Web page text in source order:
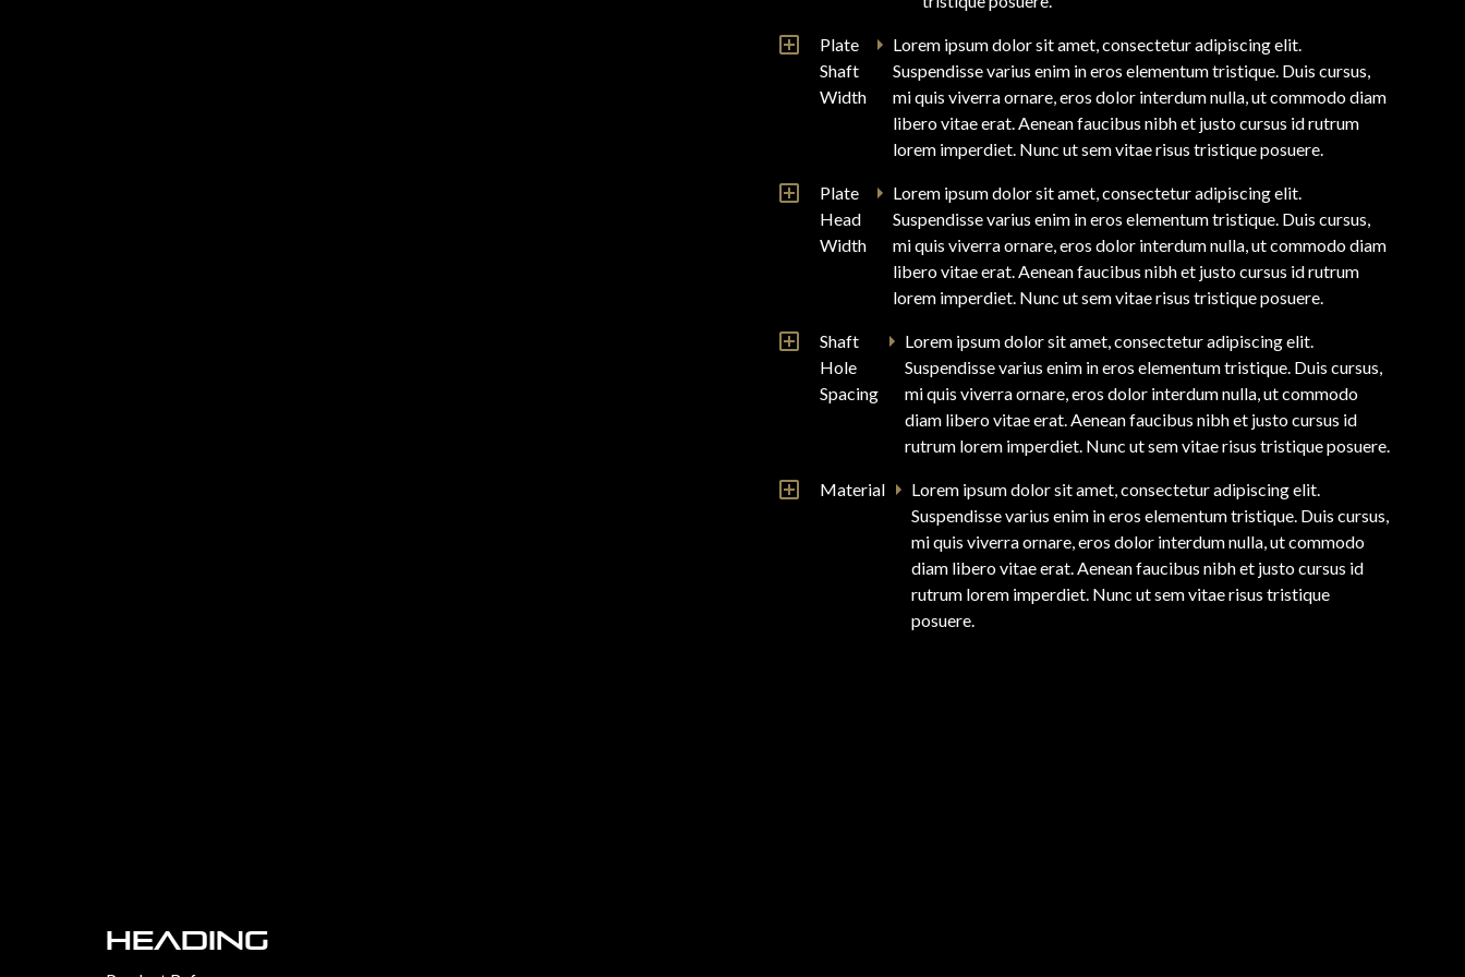
Plate
Shaft
Width
Lorem ipsum dolor sit amet, consectetur adipiscing elit.
Suspendisse varius enim in eros elementum tristique. Duis cursus,
mi quis viverra ornare, eros dolor interdum nulla, ut commodo diam
libero vitae erat. Aenean faucibus nibh et justo cursus id rutrum
lorem imperdiet. Nunc ut sem vitae risus tristique posuere.
Plate
Head
Width
Lorem ipsum dolor sit amet, consectetur adipiscing elit.
Suspendisse varius enim in eros elementum tristique. Duis cursus,
mi quis viverra ornare, eros dolor interdum nulla, ut commodo diam
libero vitae erat. Aenean faucibus nibh et justo cursus id rutrum
lorem imperdiet. Nunc ut sem vitae risus tristique posuere.
Shaft
Hole
Spacing
Lorem ipsum dolor sit amet, consectetur adipiscing elit.
Suspendisse varius enim in eros elementum tristique. Duis cursus,
mi quis viverra ornare, eros dolor interdum nulla, ut commodo
diam libero vitae erat. Aenean faucibus nibh et justo cursus id
rutrum lorem imperdiet. Nunc ut sem vitae risus tristique posuere.
Material
Lorem ipsum dolor sit amet, consectetur adipiscing elit.
Suspendisse varius enim in eros elementum tristique. Duis cursus,
mi quis viverra ornare, eros dolor interdum nulla, ut commodo
diam libero vitae erat. Aenean faucibus nibh et justo cursus id
rutrum lorem imperdiet. Nunc ut sem vitae risus tristique
posuere.
Heading